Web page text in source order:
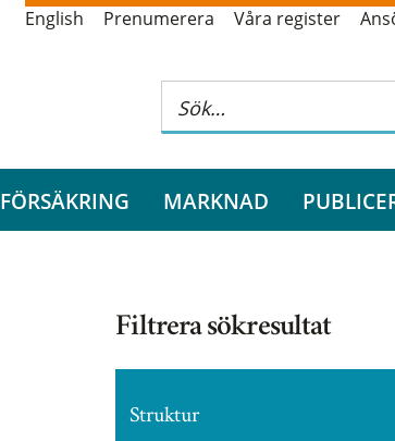
English Prenumerera Våra register
FÖRSÄKRING MARKNAD
Filtrera sökresultat
Struktur